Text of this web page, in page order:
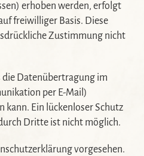
erhoben werden, erfolgt
freiwilliger Basis. Diese
Zustimmung nicht
die Datenübertragung im
per E-Mail)
kann. Ein lückenloser Schutz
Dritte ist nicht möglich.
vorgesehen.